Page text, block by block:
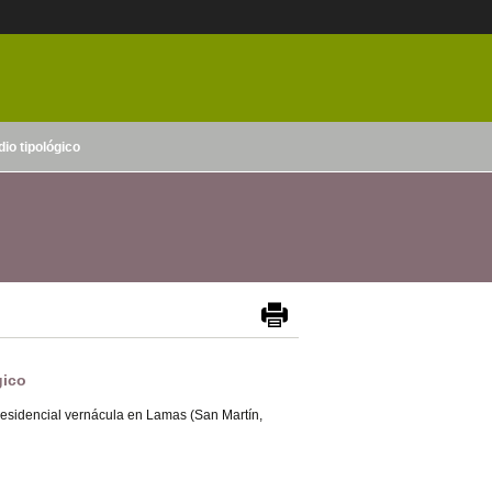
tipológico
vernácula en Lamas (San Martín,